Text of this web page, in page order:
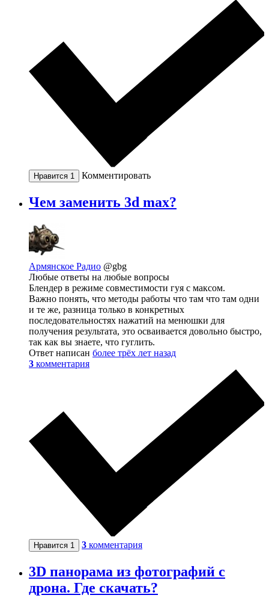
Нравится 1 Комментировать
Чем заменить 3d max?
Армянское Радио @gbg
Любые ответы на любые вопросы
Блендер в режиме совместимости гуя с максом.
Важно понять, что методы работы что там что там одни
и те же, разница только в конкретных
последовательностях нажатий на менюшки для
получения результата, это осваивается довольно быстро,
так как вы знаете, что гуглить.
Ответ написан более трёх лет назад
3 комментария
Нравится 1 3 комментария
3D панорама из фотографий с
дрона. Где скачать?